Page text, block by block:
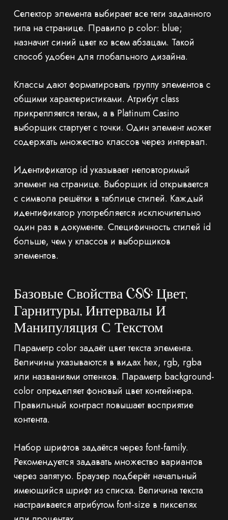
Селектор элемента выбирает все теги заданного
типа на странице. Правило p color: blue;
назначит синий цвет ко всем абзацам. Такой
способ удобен для глобального дизайна.
Классы дают форматировать группу элементов с
общими характеристиками. Атрибут class
прикрепляется тегам, а в Platinum Casino
выборщик стартует с точки. Один элемент может
содержать множество классов через интервал.
Идентификатор id указывает неповторимый
элемент на странице. Выборщик id открывается
с символа решётки в таблице стилей. Каждый
идентификатор употребляется исключительно
один раз в документе. Специфичность стилей id
больше, чем у классов и выборщиков
элементов.
Базовые Свойства CSS: Цвет,
Гарнитуры, Интервалы И
Манипуляция С Текстом
Параметр color задаёт цвет текста элемента.
Величины указываются в видах hex, rgb, rgba
или названиями оттенков. Параметр background-
color определяет фоновый цвет контейнера.
Правильный контраст повышает восприятие
контента.
Набор шрифтов задаётся через font-family.
Рекомендуется задавать множество вариантов
через запятую. Браузер подберёт начальный
имеющийся шрифт из списка. Величина текста
настраивается атрибутом font-size в пикселях